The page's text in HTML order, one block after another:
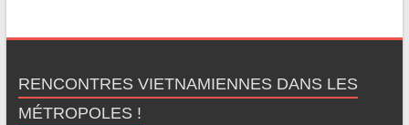
RENCONTRES VIETNAMIENNES DANS LES
MÉTROPOLES !